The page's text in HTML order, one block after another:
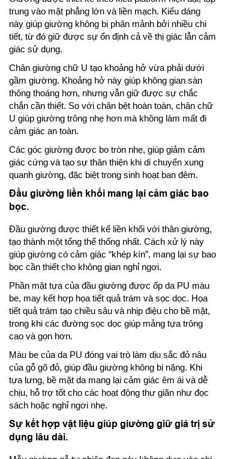
trung vào mặt phẳng lớn và liền mạch. Kiểu dáng
này giúp giường không bị phân mảnh bởi nhiều chi
tiết, từ đó giữ được sự ổn định cả về thị giác lẫn cảm
giác sử dụng.
Chân giường chữ U tạo khoảng hở vừa phải dưới
gầm giường. Khoảng hở này giúp không gian sàn
thông thoáng hơn, nhưng vẫn giữ được sự chắc
chắn cần thiết. So với chân bệt hoàn toàn, chân chữ
U giúp giường trông nhẹ hơn mà không làm mất đi
cảm giác an toàn.
Các góc giường được bo tròn nhẹ, giúp giảm cảm
giác cứng và tạo sự thân thiện khi di chuyển xung
quanh giường, đặc biệt trong sinh hoạt ban đêm.
Đầu giường liền khối mang lại cảm giác bao
bọc.
Đầu giường được thiết kế liền khối với thân giường,
tạo thành một tổng thể thống nhất. Cách xử lý này
giúp giường có cảm giác “khép kín”, mang lại sự bao
bọc cần thiết cho không gian nghỉ ngơi.
Phần mặt tựa của đầu giường được ốp da PU màu
be, may kết hợp họa tiết quả trám và sọc dọc. Họa
tiết quả trám tạo chiều sâu và nhịp điệu cho bề mặt,
trong khi các đường sọc dọc giúp mảng tựa trông
cao và gọn hơn.
Màu be của da PU đóng vai trò làm dịu sắc đỏ nâu
của gỗ gõ đỏ, giúp đầu giường không bị nặng. Khi
tựa lưng, bề mặt da mang lại cảm giác êm ái và dễ
chịu, hỗ trợ tốt cho các hoạt động thư giãn như đọc
sách hoặc nghỉ ngơi nhẹ.
Sự kết hợp vật liệu giúp giường giữ giá trị sử
dụng lâu dài.